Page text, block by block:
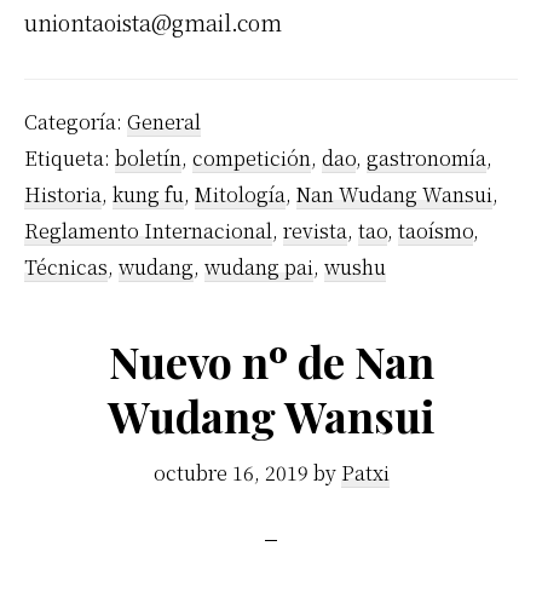
uniontaoista@gmail.com
Categoría: General
Etiqueta: boletín, competición, dao, gastronomía,
Historia, kung fu, Mitología, Nan Wudang Wansui,
Reglamento Internacional, revista, tao, taoísmo,
Técnicas, wudang, wudang pai, wushu
Nuevo nº de Nan
Wudang Wansui
octubre 16, 2019 by Patxi